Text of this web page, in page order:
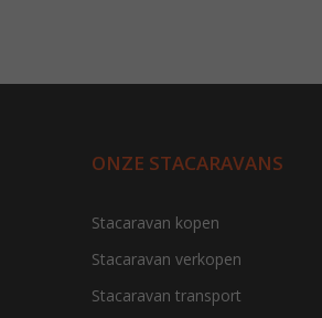
ONZE STACARAVANS
Stacaravan kopen
Stacaravan verkopen
Stacaravan transport